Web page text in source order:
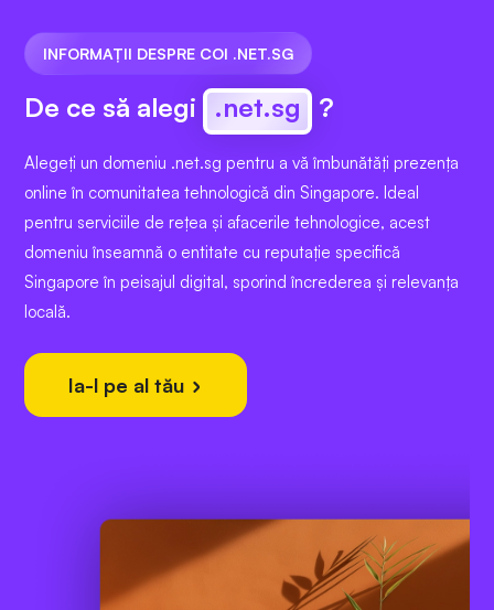
INFORMAȚII DESPRE COI .NET.SG
De ce să alegi .net.sg ?
Alegeți un domeniu .net.sg pentru a vă îmbunătăți prezența
online în comunitatea tehnologică din Singapore. Ideal
pentru serviciile de rețea și afacerile tehnologice, acest
domeniu înseamnă o entitate cu reputație specifică
Singapore în peisajul digital, sporind încrederea și relevanța
locală.
Ia-l pe al tău